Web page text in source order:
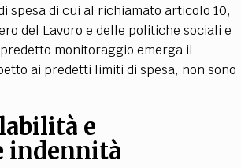
spesa di cui al richiamato articolo 10,
del Lavoro e delle politiche sociali e
monitoraggio emerga il
ai predetti limiti di spesa, non sono
e
indennità